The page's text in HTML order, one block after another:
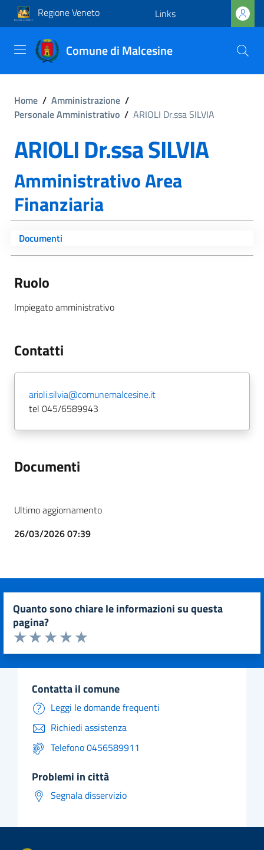
Regione Veneto Links
Comune di Malcesine
Home / Amministrazione /
Personale Amministrativo / ARIOLI Dr.ssa SILVIA
ARIOLI Dr.ssa SILVIA
Amministrativo Area
Finanziaria
Documenti
Ruolo
Impiegato amministrativo
Contatti
arioli.silvia@comunemalcesine.it
tel 045/6589943
Documenti
Ultimo aggiornamento
26/03/2026 07:39
quanto sono chiare le informazioni su questa
pagina?
Valuta da 1 a 5 stelle la pagina
Valuta 5 stelle su 5
Valuta 4 stelle su 5
Valuta 3 stelle su 5
Valuta 2 stelle su 5
Valuta 1 stelle su 5
contatta il comune
Leggi le domande frequenti
Richiedi assistenza
Telefono 0456589911
problemi in città
Segnala disservizio